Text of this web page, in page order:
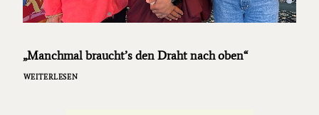
„Manchmal braucht’s den Draht nach oben“
WEITERLESEN